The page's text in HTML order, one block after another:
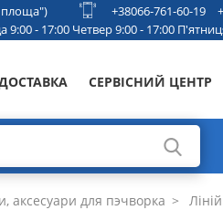
площа") +38066-761-60-19
9:00 - 17:00 Четвер 9:00 - 17:00
СЕРВІСНИЙ ЦЕНТР
аксесуари для пэчворка